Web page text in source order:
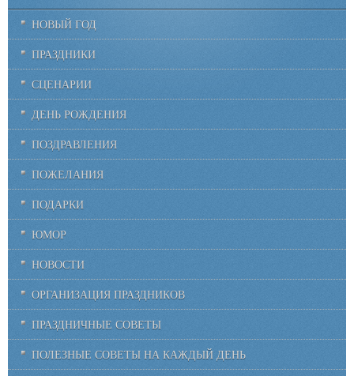
НОВЫЙ ГОД
ПРАЗДНИКИ
СЦЕНАРИИ
ДЕНЬ РОЖДЕНИЯ
ПОЗДРАВЛЕНИЯ
ПОЖЕЛАНИЯ
ПОДАРКИ
ЮМОР
НОВОСТИ
ОРГАНИЗАЦИЯ ПРАЗДНИКОВ
ПРАЗДНИЧНЫЕ СОВЕТЫ
ПОЛЕЗНЫЕ СОВЕТЫ НА КАЖДЫЙ ДЕНЬ